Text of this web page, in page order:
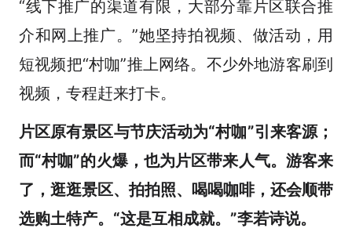
“线下推广的渠道有限，大部分靠片区联合推
介和网上推广。”她坚持拍视频、做活动，用
短视频把“村咖”推上网络。不少外地游客刷到
视频，专程赶来打卡。
片区原有景区与节庆活动为“村咖”引来客源；
而“村咖”的火爆，也为片区带来人气。游客来
了，逛逛景区、拍拍照、喝喝咖啡，还会顺带
选购土特产。“这是互相成就。”李若诗说。